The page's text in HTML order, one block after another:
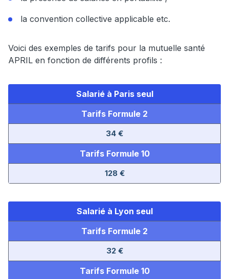
la convention collective applicable etc.
Voici des exemples de tarifs pour la mutuelle santé
APRIL en fonction de différents profils :
Salarié à Paris seul
Tarifs Formule 2
34 €
Tarifs Formule 10
128 €
Salarié à Lyon seul
Tarifs Formule 2
32 €
Tarifs Formule 10